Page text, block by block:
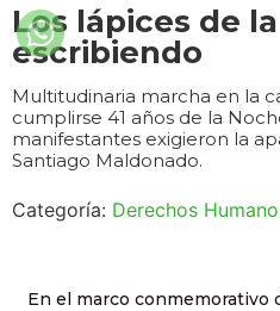
Los lápices de
escribiendo
Multitudinaria marcha en la
cumplirse 41 años de la
manifestantes exigieron la
Santiago Maldonado.
Categoría: Derechos
En el marco conmemorativo